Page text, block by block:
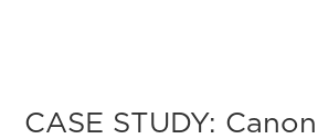
CASE STUDY: